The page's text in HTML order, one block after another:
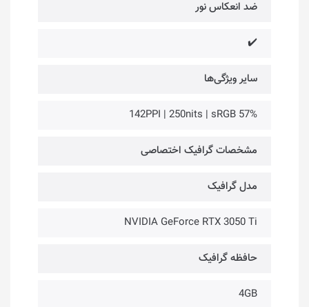
ضد انعکاس نور
✔️
سایر ویژگی‌ها
142PPI | 250nits | sRGB 57%
مشخصات گرافیک اختصاصی
مدل گرافیک
NVIDIA GeForce RTX 3050 Ti
حافظه گرافیک
4GB